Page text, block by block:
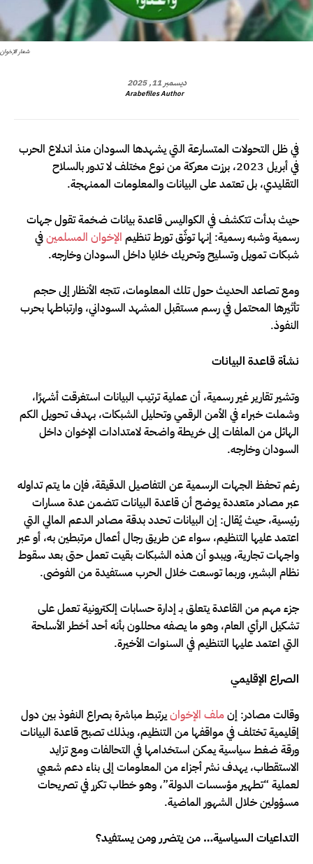
شعار الإخوان
ديسمبر 11, 2025
Arabefiles Author
في ظل التحولات المتسارعة التي يشهدها السودان منذ اندلاع الحرب
في أبريل 2023، برزت معركة من نوع مختلف لا تدور بالسلاح
التقليدي، بل تعتمد على البيانات والمعلومات الممنهجة.
حيث بدأت تتكشف في الكواليس قاعدة بيانات ضخمة تقول جهات
رسمية وشبه رسمية: إنها توثّق تورط تنظيم الإخوان المسلمينفي
شبكات تمويل وتسليح وتحريك خلايا داخل السودان وخارجه.
ومع تصاعد الحديث حول تلك المعلومات، تتجه الأنظار إلى حجم
تأثيرها المحتمل في رسم مستقبل المشهد السوداني، وارتباطها بحرب
النفوذ.
نشأة قاعدة البيانات
وتشير تقارير غير رسمية، أن عملية ترتيب البيانات استغرقت أشهرًا،
وشملت خبراء في الأمن الرقمي وتحليل الشبكات، بهدف تحويل الكم
الهائل من الملفات إلى خريطة واضحة لامتدادات الإخوان داخل
السودان وخارجه.
رغم تحفظ الجهات الرسمية عن التفاصيل الدقيقة، فإن ما يتم تداوله
عبر مصادر متعددة يوضح أن قاعدة البيانات تتضمن عدة مسارات
رئيسية، حيث يُقال: إن البيانات تحدد بدقة مصادر الدعم المالي التي
اعتمد عليها التنظيم، سواء عن طريق رجال أعمال مرتبطين به، أو عبر
واجهات تجارية، ويبدو أن هذه الشبكات بقيت تعمل حتى بعد سقوط
نظام البشير، وربما توسعت خلال الحرب مستفيدة من الفوضى.
جزء مهم من القاعدة يتعلق بـ إدارة حسابات إلكترونية تعمل على
تشكيل الرأي العام، وهو ما يصفه محللون بأنه أحد أخطر الأسلحة
التي اعتمد عليها التنظيم في السنوات الأخيرة.
الصراع الإقليمي
وقالت مصادر: إنملف الإخوانيرتبط مباشرة بصراع النفوذ بين دول
إقليمية تختلف في مواقفها من التنظيم، وبذلك تصبح قاعدة البيانات
ورقة ضغط سياسية يمكن استخدامها في التحالفات ومع تزايد
الاستقطاب، يهدف نشر أجزاء من المعلومات إلى بناء دعم شعبي
لعملية “تطهير مؤسسات الدولة”، وهو خطاب تكرر في تصريحات
مسؤولين خلال الشهور الماضية.
التداعيات السياسية… من يتضرر ومن يستفيد؟